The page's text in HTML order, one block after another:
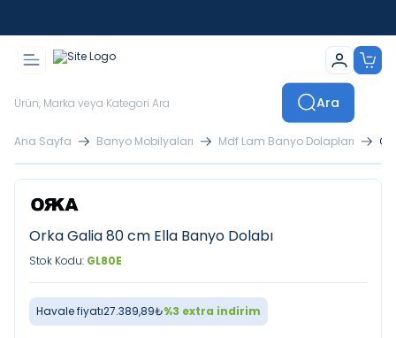
Ara
Ana Sayfa Banyo Mobilyaları Mdf Lam Banyo Dolapları
Orka Galia 80 cm Ella Banyo Dolabı
Stok Kodu: GL80E
Havale fiyatı27.389,89₺%3 extra indirim